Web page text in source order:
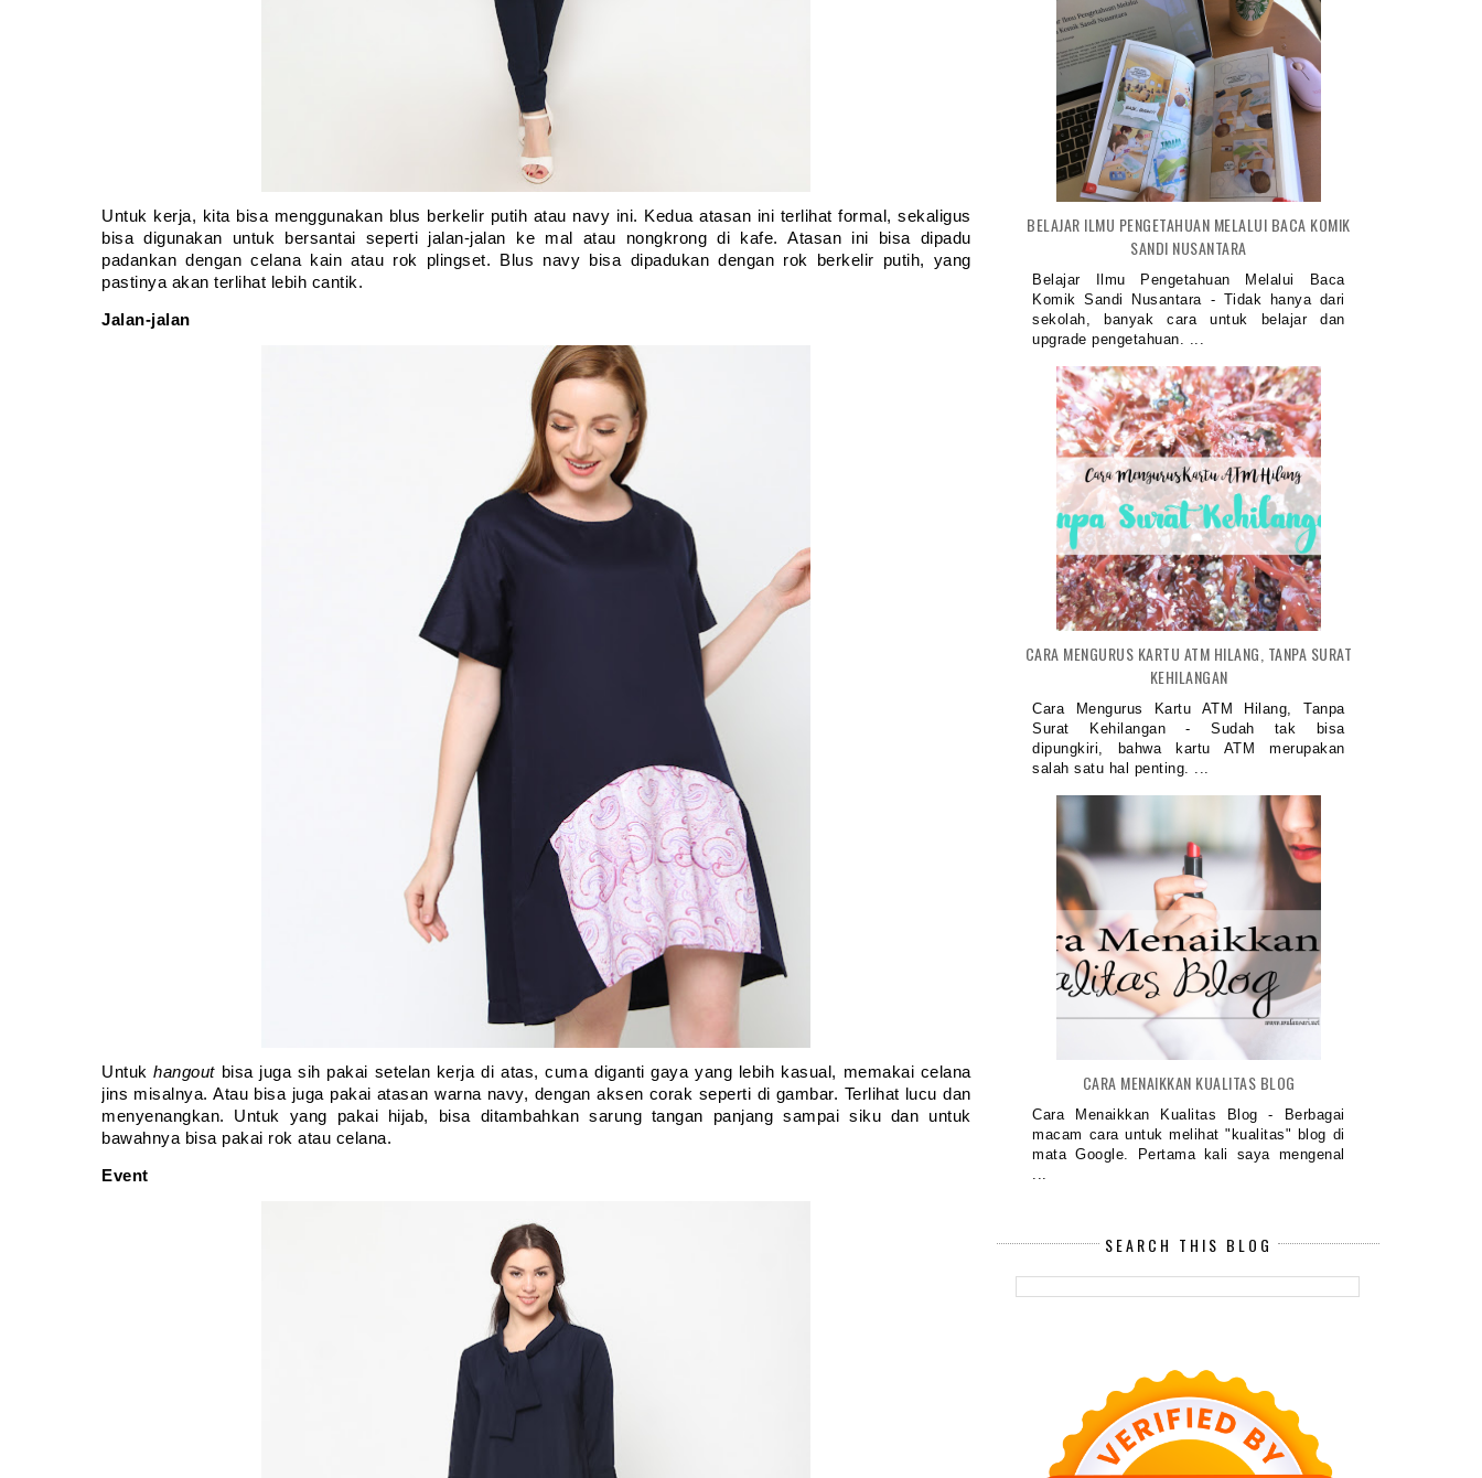
Untuk kerja, kita bisa menggunakan blus berkelir putih atau navy ini. Kedua atasan ini terlihat formal, sekaligus
bisa digunakan untuk bersantai seperti jalan-jalan ke mal atau nongkrong di kafe. Atasan ini bisa dipadu
padankan dengan celana kain atau rok plingset. Blus navy bisa dipadukan dengan rok berkelir putih, yang
pastinya akan terlihat lebih cantik.
Jalan-jalan
Untuk hangout bisa juga sih pakai setelan kerja di atas, cuma diganti gaya yang lebih kasual, memakai celana
jins misalnya. Atau bisa juga pakai atasan warna navy, dengan aksen corak seperti di gambar. Terlihat lucu dan
menyenangkan. Untuk yang pakai hijab, bisa ditambahkan sarung tangan panjang sampai siku dan untuk
bawahnya bisa pakai rok atau celana.
Event
BELAJAR ILMU PENGETAHUAN MELALUI BACA KOMIK
SANDI NUSANTARA
Belajar Ilmu Pengetahuan Melalui Baca
Komik Sandi Nusantara - Tidak hanya dari
sekolah, banyak cara untuk belajar dan
upgrade pengetahuan. ...
CARA MENGURUS KARTU ATM HILANG, TANPA SURAT
KEHILANGAN
Cara Mengurus Kartu ATM Hilang, Tanpa
Surat Kehilangan - Sudah tak bisa
dipungkiri, bahwa kartu ATM merupakan
salah satu hal penting. ...
CARA MENAIKKAN KUALITAS BLOG
Cara Menaikkan Kualitas Blog - Berbagai
macam cara untuk melihat "kualitas" blog di
mata Google. Pertama kali saya mengenal
...
SEARCH THIS BLOG